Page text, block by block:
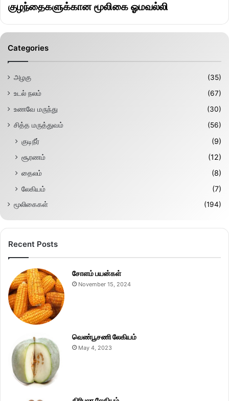
குழந்தைகளுக்கான மூலிகை ஓமவல்லி
Categories
அழகு
(35)
உடல் நலம்
(67)
உணவே மருந்து
(30)
சித்த மருத்துவம்
(56)
குடிநீர்
(9)
சூரணம்
(12)
தைலம்
(8)
லேகியம்
(7)
மூலிகைகள் (194)
Recent Posts
சோளம் பயன்கள்
November 15, 2024
வெண்பூசணி லேகியம்
May 4, 2023